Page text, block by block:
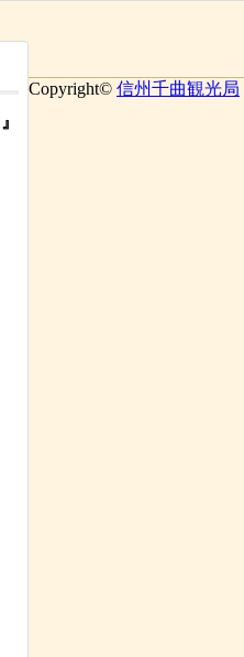
』
Copyright© 信州千曲観光局